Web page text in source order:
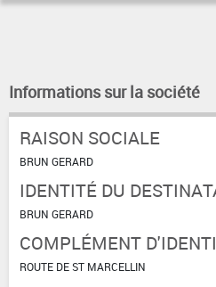
Informations sur la société
RAISON SOCIALE
BRUN GERARD
IDENTITÉ DU
BRUN GERARD
COMPLÉMENT
ROUTE DE ST MARCELLIN